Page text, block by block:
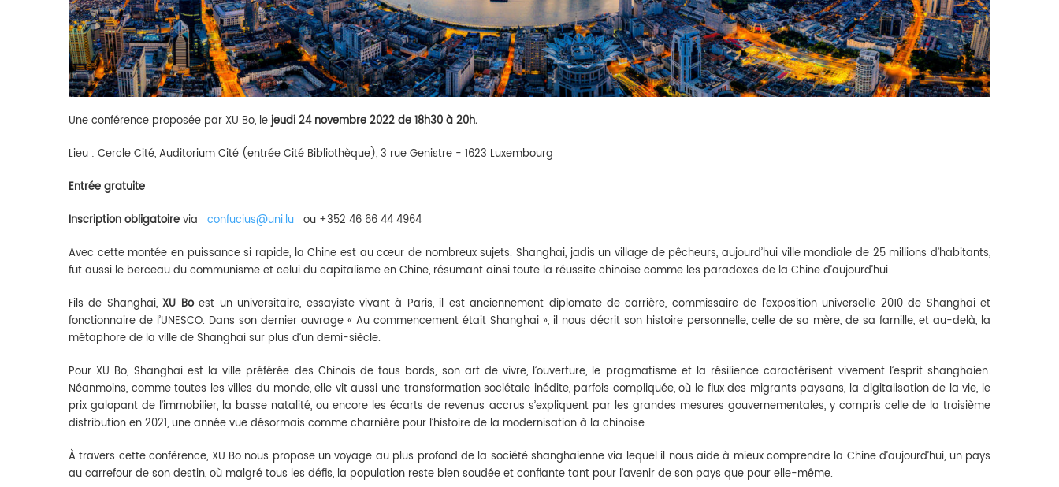
Une conférence proposée par XU Bo, lejeudi 24 novembre 2022 de 18h30 à 20h.
Lieu : Cercle Cité, Auditorium Cité (entrée Cité Bibliothèque), 3 rue Genistre - 1623 Luxembourg
Entrée gratuite
Inscription obligatoirevia confucius@uni.lu ou +352 46 66 44 4964
Avec cette montée en puissance si rapide, la Chine est au cœur de nombreux sujets. Shanghai, jadis un village de pêcheurs, aujourd’hui ville mondiale de 25 millions d’habitants,
fut aussi le berceau du communisme et celui du capitalisme en Chine, résumant ainsi toute la réussite chinoise comme les paradoxes de la Chine d’aujourd’hui.
Fils de Shanghai,XU Boest un universitaire, essayiste vivant à Paris, il est anciennement diplomate de carrière, commissaire de l’exposition universelle 2010 de Shanghai et
fonctionnaire de l’UNESCO. Dans son dernier ouvrage « Au commencement était Shanghai », il nous décrit son histoire personnelle, celle de sa mère, de sa famille, et au-delà, la
métaphore de la ville de Shanghai sur plus d’un demi-siècle.
Pour XU Bo, Shanghai est la ville préférée des Chinois de tous bords, son art de vivre, l’ouverture, le pragmatisme et la résilience caractérisent vivement l’esprit shanghaien.
Néanmoins, comme toutes les villes du monde, elle vit aussi une transformation sociétale inédite, parfois compliquée, où le flux des migrants paysans, la digitalisation de la vie, le
prix galopant de l’immobilier, la basse natalité, ou encore les écarts de revenus accrus s’expliquent par les grandes mesures gouvernementales, y compris celle de la troisième
distribution en 2021, une année vue désormais comme charnière pour l’histoire de la modernisation à la chinoise.
À travers cette conférence, XU Bo nous propose un voyage au plus profond de la société shanghaienne via lequel il nous aide à mieux comprendre la Chine d’aujourd’hui, un pays
au carrefour de son destin, où malgré tous les défis, la population reste bien soudée et confiante tant pour l’avenir de son pays que pour elle-même.